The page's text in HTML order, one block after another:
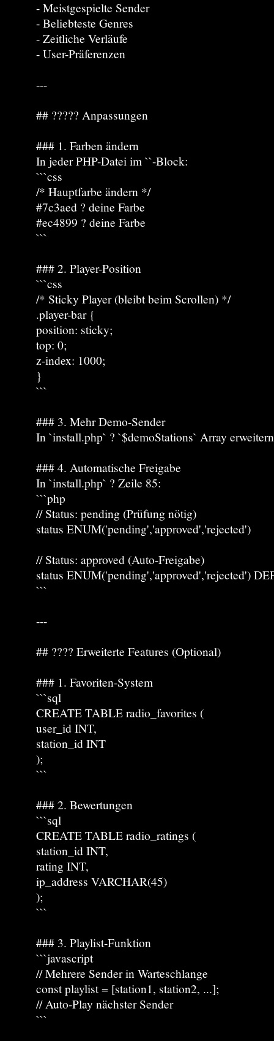
- Meistgespielte Sender
- Beliebteste Genres
- Zeitliche Verläufe
- User-Präferenzen
---
## ????? Anpassungen
### 1. Farben ändern
In jeder PHP-Datei im ``-Block:
```css
/* Hauptfarbe ändern */
#7c3aed ? deine Farbe
#ec4899 ? deine Farbe
```
### 2. Player-Position
```css
/* Sticky Player (bleibt beim Scrollen) */
.player-bar {
position: sticky;
top: 0;
z-index: 1000;
}
```
### 3. Mehr Demo-Sender
In `install.php` ? `$demoStations` Array erweitern
### 4. Automatische Freigabe
In `install.php` ? Zeile 85:
```php
// Status: pending (Prüfung nötig)
status ENUM('pending','approved','rejected')
// Status: approved (Auto-Freigabe)
status ENUM('pending','approved','rejected')
```
---
## ???? Erweiterte Features (Optional)
### 1. Favoriten-System
```sql
CREATE TABLE radio_favorites (
user_id INT,
station_id INT
);
```
### 2. Bewertungen
```sql
CREATE TABLE radio_ratings (
station_id INT,
rating INT,
ip_address VARCHAR(45)
);
```
### 3. Playlist-Funktion
```javascript
// Mehrere Sender in Warteschlange
const playlist = [station1, station2, ...];
// Auto-Play nächster Sender
```